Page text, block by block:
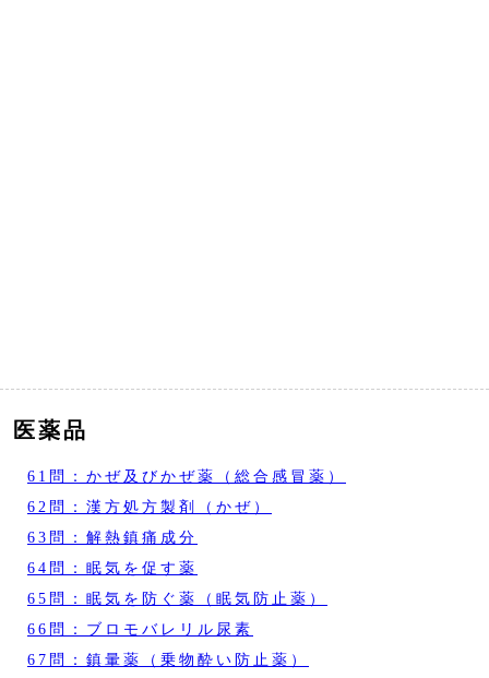
医薬品
61問：かぜ及びかぜ薬（総合感冒薬）
62問：漢方処方製剤（かぜ）
63問：解熱鎮痛成分
64問：眠気を促す薬
65問：眠気を防ぐ薬（眠気防止薬）
66問：ブロモバレリル尿素
67問：鎮暈薬（乗物酔い防止薬）